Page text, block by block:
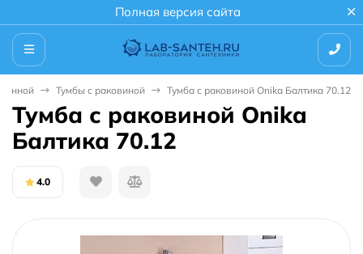
Полная версия сайта
Тумбы с раковиной Тумба с раковиной Onika Балтика 70.12
Тумба с раковиной Onika
Балтика 70.12
4.0